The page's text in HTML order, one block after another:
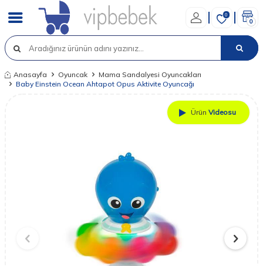
0
0
Anasayfa Oyuncak
Mama Sandalyesi Oyuncakları
Baby Einstein Ocean Ahtapot Opus Aktivite Oyuncağı
Ürün Videosu